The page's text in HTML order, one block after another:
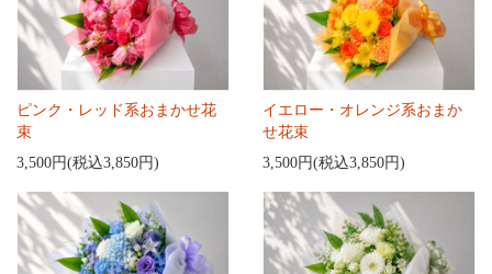
ピンク・レッド系おまかせ花
束
3,500円(税込3,850円)
イエロー・オレンジ系おまか
せ花束
3,500円(税込3,850円)